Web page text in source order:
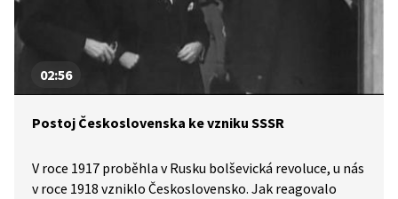
02:56
Postoj Československa ke vzniku SSSR
V roce 1917 proběhla v Rusku bolševická revoluce, u nás
v roce 1918 vzniklo Československo. Jak reagovalo